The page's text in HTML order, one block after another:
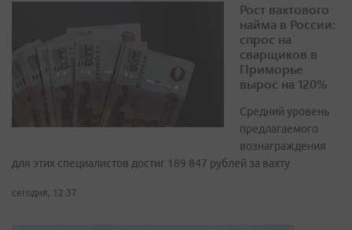
Рост вахтового
найма в России:
спрос на
сварщиков в
Приморье
вырос на 120%
Средний уровень
предлагаемого
вознаграждения
для этих специалистов достиг 189 847 рублей за вахту
сегодня, 12:37